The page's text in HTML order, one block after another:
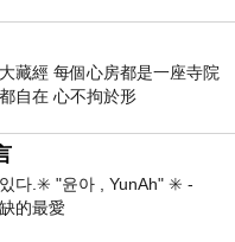
難輕輕放下的罪證
藏經 每個心房都是一座寺院
自在 心不拘於形
다.✳️ "윤아 , YunAh" ✳️ -
的最愛